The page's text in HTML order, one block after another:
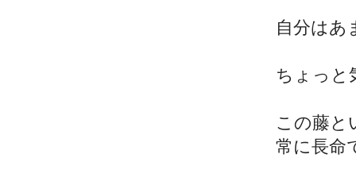
自分はあ
ちょっと
この藤と
常に長命